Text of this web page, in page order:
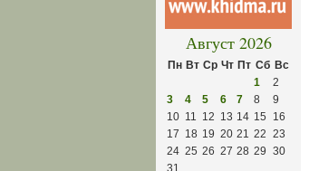
Август 2026
Пн Вт Ср Чт Пт Сб Вс
1
2
3
4 5 6 7 8
9
10 11 12 13 14 15
16
17 18 19 20 21 22 23
24 25 26 27 28 29 30
31